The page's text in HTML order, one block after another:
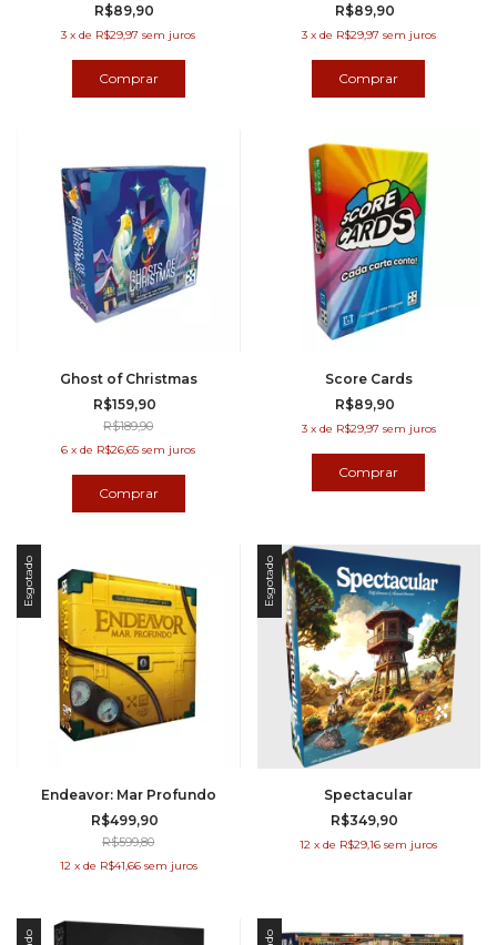
R$89,90
3 xde R$29,97 sem juros
R$89,90
3 x de R$29,97 sem juros
Ghost of Christmas
R$159,90
R$189,90
6 xde R$26,65 sem juros
Score Cards
R$89,90
3 x de R$29,97 sem juros
Esgotado
Endeavor: Mar Profundo
R$499,90
R$599,80
12 x de R$41,66 sem juros
Esgotado
Spectacular
R$349,90
12 xde R$29,16 sem juros